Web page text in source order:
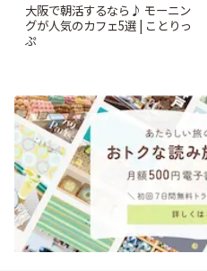
大阪で朝活するなら♪ モーニン
グが人気のカフェ5選 | ことりっ
ぷ